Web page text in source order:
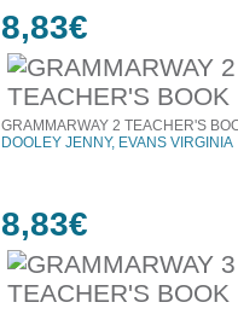
8,83€
GRAMMARWAY 2 TEACHER'S
DOOLEY JENNY, EVANS VIRGINIA
8,83€